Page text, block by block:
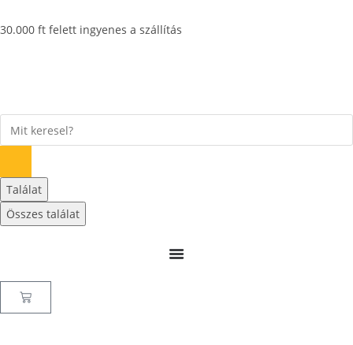
30.000 ft felett ingyenes a szállítás
Találat
Összes találat